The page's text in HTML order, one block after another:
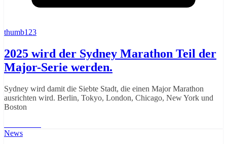
thumb123
2025 wird der Sydney Marathon Teil der
Major-Serie werden.
Sydney wird damit die Siebte Stadt, die einen Major Marathon
ausrichten wird. Berlin, Tokyo, London, Chicago, New York und
Boston
News